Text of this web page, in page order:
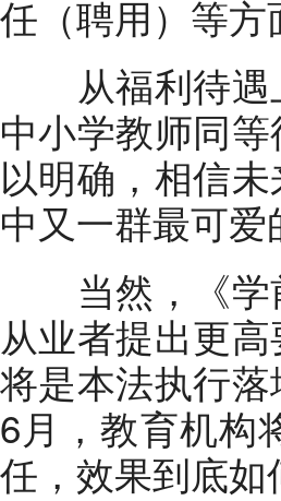
任（聘用）等
从福利待遇
中小学教师同
以明确，相信
中又一群最可爱
当然，《学
从业者提出更
将是本法执行
6月，教育机构
任，效果到底